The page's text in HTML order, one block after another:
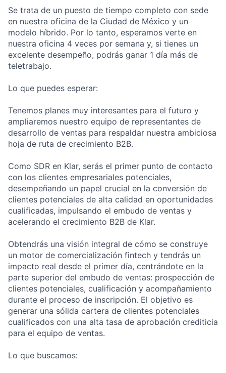
Se trata de un puesto de tiempo completo con sede
en nuestra oficina de la Ciudad de México y un
modelo híbrido. Por lo tanto, esperamos verte en
nuestra oficina 4 veces por semana y, si tienes un
excelente desempeño, podrás ganar 1 día más de
teletrabajo.
Lo que puedes esperar:
Tenemos planes muy interesantes para el futuro y
ampliaremos nuestro equipo de representantes de
desarrollo de ventas para respaldar nuestra ambiciosa
hoja de ruta de crecimiento B2B.
Como SDR en Klar, serás el primer punto de contacto
con los clientes empresariales potenciales,
desempeñando un papel crucial en la conversión de
clientes potenciales de alta calidad en oportunidades
cualificadas, impulsando el embudo de ventas y
acelerando el crecimiento B2B de Klar.
Obtendrás una visión integral de cómo se construye
un motor de comercialización fintech y tendrás un
impacto real desde el primer día, centrándote en la
parte superior del embudo de ventas: prospección de
clientes potenciales, cualificación y acompañamiento
durante el proceso de inscripción. El objetivo es
generar una sólida cartera de clientes potenciales
cualificados con una alta tasa de aprobación crediticia
para el equipo de ventas.
Lo que buscamos: